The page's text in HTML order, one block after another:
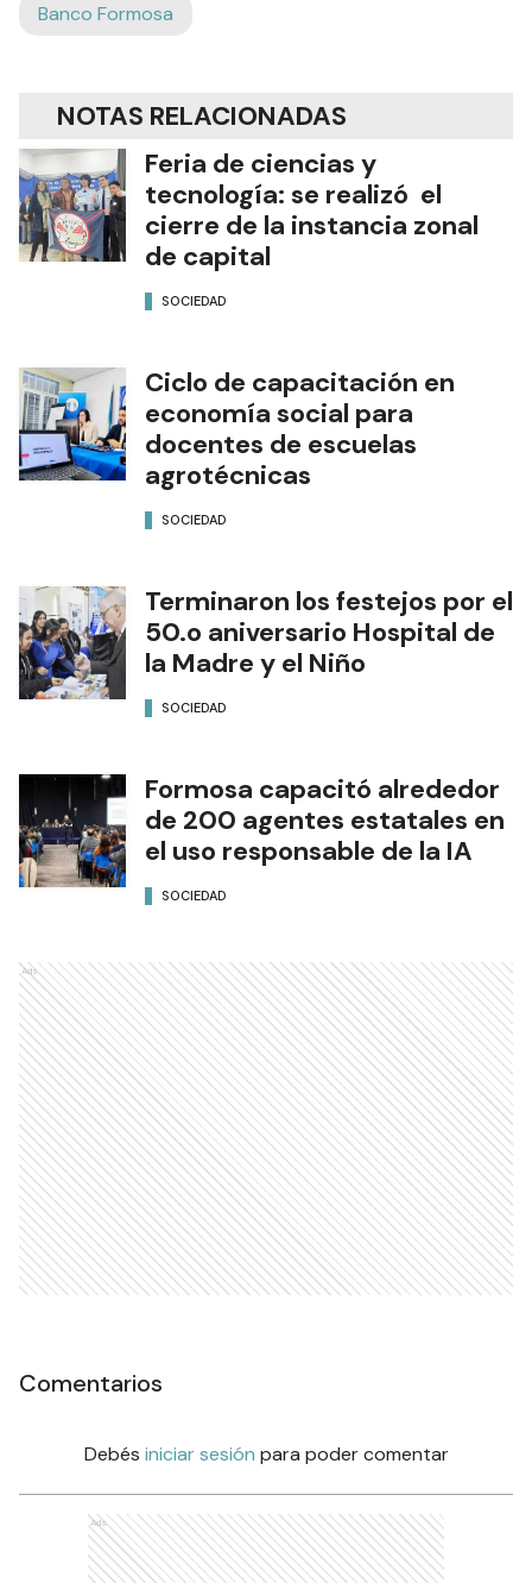
Banco Formosa
NOTAS RELACIONADAS
Feria de ciencias y
tecnología: se realizó el
cierre de la instancia zonal
de capital
SOCIEDAD
Ciclo de capacitación en
economía social para
docentes de escuelas
agrotécnicas
SOCIEDAD
Terminaron los festejos por el
50.o aniversario Hospital de
la Madre y el Niño
SOCIEDAD
Formosa capacitó alrededor
de 200 agentes estatales en
el uso responsable de la IA
SOCIEDAD
Ads
Comentarios
Debés iniciar sesión para poder comentar
Ads